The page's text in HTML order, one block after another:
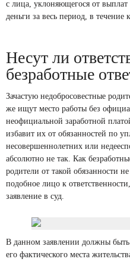
с лица, уклоняющегося от
деньги за весь период, в течение
Несут ли
безработные
Зачастую недобросовестные
же ищут место работы без
неофициальной заработной
избавит их от обязанностей по
несовершеннолетних или
абсолютно не так. Как
родители от такой обязанности
подобное лицо к
заявление в суд.
В данном заявлении должны быть
его фактического места